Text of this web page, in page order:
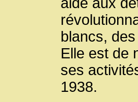
blancs,
Elle est de
ses
1938.